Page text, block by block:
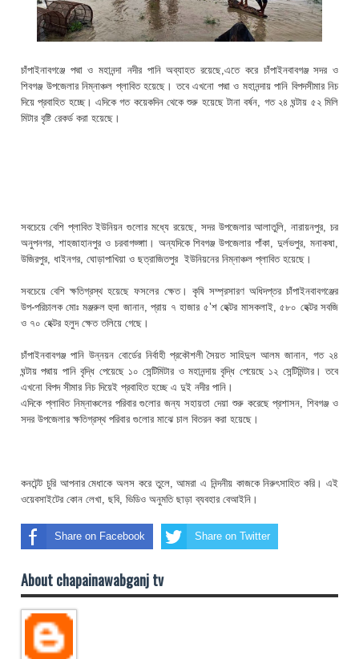
চাঁপাইনাবগঞ্জে পদ্মা ও মহানন্দা নদীর পানি অব্যাহত রয়েছে,এতে করে চাঁপাইনবাবগঞ্জ সদর ও
শিবগঞ্জ উপজেলার নিম্নাঞ্চল প্লাবিত হয়েছে। তবে এখনো পদ্মা ও মহানন্দায় পানি বিপদসীমার নিচ
দিয়ে প্রবাহিত হচ্ছে। এদিকে গত কয়েকদিন থেকে শুরু হয়েছে টানা বর্ষন, গত ২৪ ঘন্টায় ৫২ মিলি
মিটার বৃষ্টি রেকর্ড করা হয়েছে।
সবচেয়ে বেশি প্লাবিত ইউনিয়ন গুলোর মধ্যে রয়েছে, সদর উপজেলার আলাতুলি, নারায়নপুর, চর
অনুপনগর, শাহজাহানপুর ও চরবাগড্ঙ্গাা। অন্যদিকে শিবগঞ্জ উপজেলার পাঁকা, দুর্লভপুর, মনাকষা,
উজিরপুর, ধাইনগর, ঘোড়াপাখিয়া ও ছত্রাজিতপুর ইউনিয়নের নিম্নাঞ্চল প্লাবিত হয়েছে।
সবচেয়ে বেশি ক্ষতিগ্রস্থ হয়েছে ফসলের ক্ষেত। কৃষি সম্প্রসারণ অধিদপ্তর চাঁপাইনবাবগঞ্জের
উপ-পরিচালক মোঃ মঞ্জরুল হুদা জানান, প্রায় ৭ হাজার ৫’শ হেক্টর মাসকলাই, ৫৮০ হেক্টর সবজি
ও ৭০ হেক্টর হলুদ ক্ষেত তলিয়ে গেছে।
চাঁপাইনবাবগঞ্জ পানি উন্নয়ন বোর্ডের নির্বাহী প্রকৌশলী সৈয়ত সাহিদুল আলম জানান, গত ২৪
ঘন্টায় পদ্মায় পানি বৃদ্ধি পেয়েছে ১০ সেন্টিমিটার ও মহানন্দায় বৃদ্ধি পেয়েছে ১২ সেন্টিমিন্টার। তবে
এখনো বিপদ সীমার নিচ দিয়েই প্রবাহিত হচ্ছে এ দুই নদীর পানি।
এদিকে প্লাবিত নিম্নাঞ্চলের পরিবার গুলোর জন্য সহায়তা দেয়া শুরু করেছে প্রশাসন, শিবগঞ্জ ও
সদর উপজেলার ক্ষতিগ্রস্থ পরিবার গুলোর মাঝে চাল বিতরন করা হয়েছে।
কনটেন্ট চুরি আপনার মেধাকে অলস করে তুলে, আমরা এ নিন্দনীয় কাজকে নিরুৎসাহিত করি। এই
ওয়েবসাইটের কোন লেখা, ছবি, ভিডিও অনুমতি ছাড়া ব্যবহার বেআইনি।
Share on Facebook Share on Twitter
About chapainawabganj tv